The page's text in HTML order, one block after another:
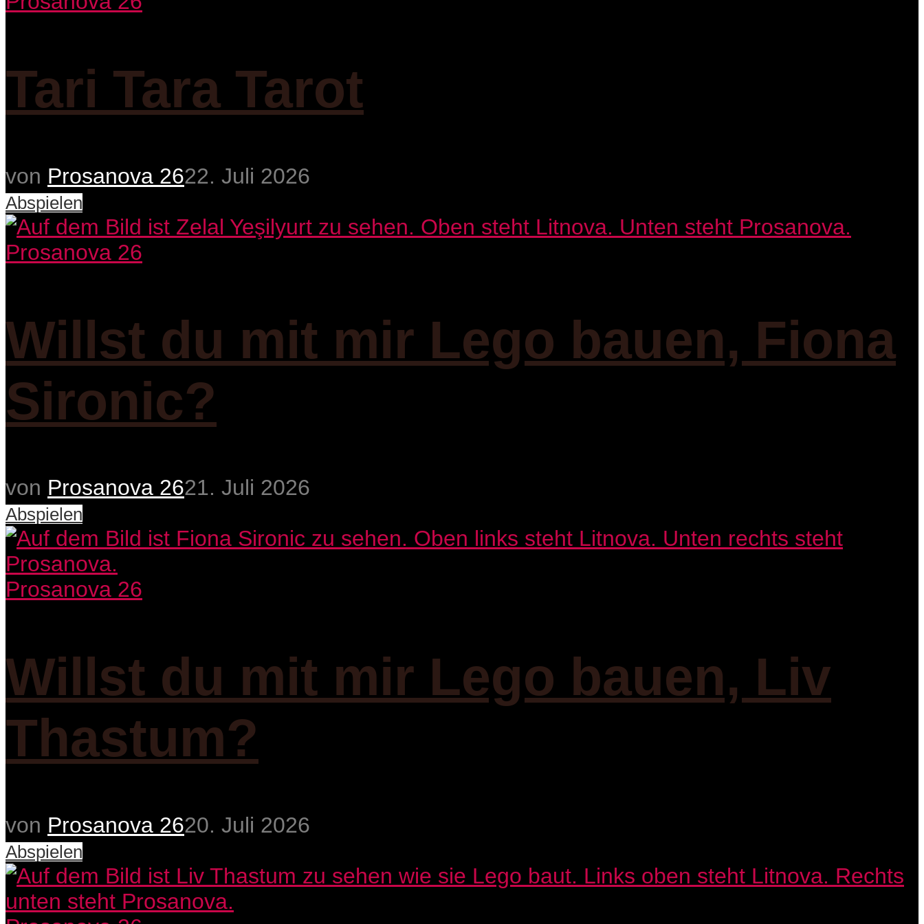
Tari Tara Tarot
von Prosanova 2622. Juli 2026
Abspielen
Prosanova 26
Willst du mit mir Lego bauen, Fiona
Sironic?
von Prosanova 2621. Juli 2026
Abspielen
Prosanova 26
Willst du mit mir Lego bauen, Liv
Thastum?
von Prosanova 2620. Juli 2026
Abspielen